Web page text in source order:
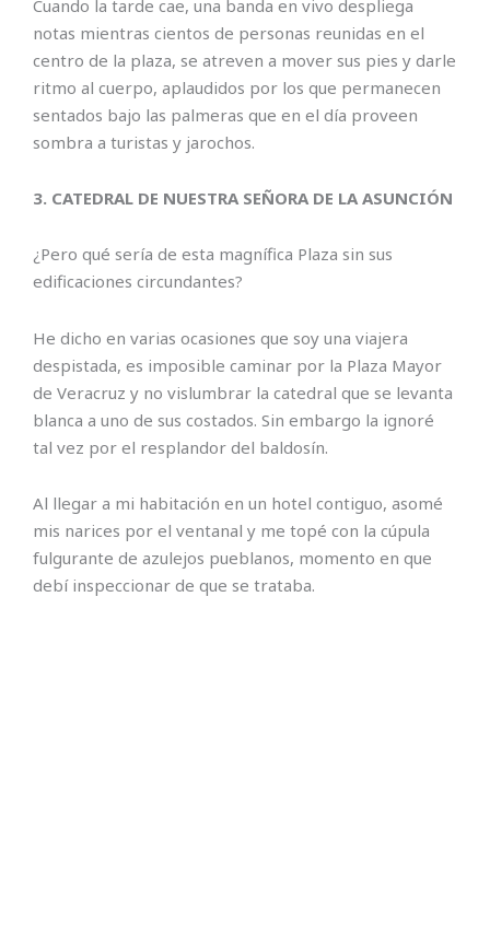
Cuando la tarde cae, una banda en vivo despliega
notas mientras cientos de personas reunidas en el
centro de la plaza, se atreven a mover sus pies y darle
ritmo al cuerpo, aplaudidos por los que permanecen
sentados bajo las palmeras que en el día proveen
sombra a turistas y jarochos.
3. CATEDRAL DE NUESTRA SEÑORA DE LA ASUNCIÓN
¿Pero qué sería de esta magnífica Plaza sin sus
edificaciones circundantes?
He dicho en varias ocasiones que soy una viajera
despistada, es imposible caminar por la Plaza Mayor
de Veracruz y no vislumbrar la catedral que se levanta
blanca a uno de sus costados. Sin embargo la ignoré
tal vez por el resplandor del baldosín.
Al llegar a mi habitación en un hotel contiguo, asomé
mis narices por el ventanal y me topé con la cúpula
fulgurante de azulejos pueblanos, momento en que
debí inspeccionar de que se trataba.